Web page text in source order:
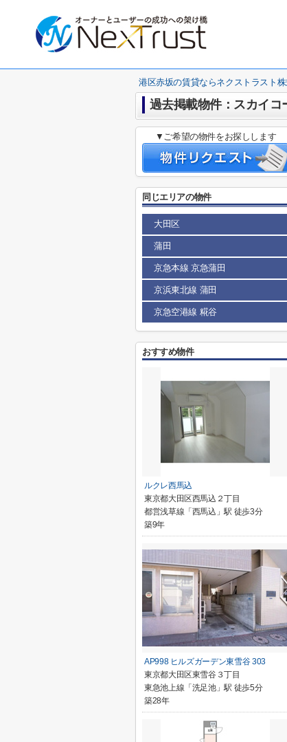
港区赤坂の賃貸ならネクストラスト
過去掲載物件：スカイコ
▼ご希望の物件をお探しします
同じエリアの物件
大田区
蒲田
京急本線 京急蒲田
京浜東北線 蒲田
京急空港線 糀谷
おすすめ物件
ルクレ西馬込
東京都大田区西馬込２丁目
都営浅草線「西馬込」駅 徒歩3分
築9年
AP998 ヒルズガーデン東雪谷 303
東京都大田区東雪谷３丁目
東急池上線「洗足池」駅 徒歩5分
築28年